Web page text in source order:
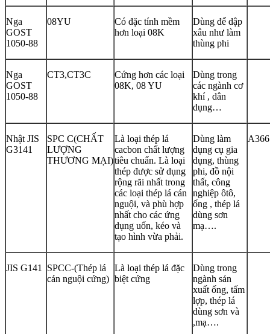
Nga
GOST
1050-88
08YU
Có đặc tính mềm
hơn loại 08K
Dùng để dập
xâu như làm
thùng phi
Nga
GOST
1050-88
CT3,CT3C
Cứng hơn các loại
08K, 08 YU
Dùng trong
các ngành cơ
khí , dân
dụng…
Nhật JIS
G3141
SPC C(CHẤT
LƯỢNG
THƯƠNG MẠI)
Là loại thép lá
cacbon chất lượng
tiêu chuẩn. Là loại
thép được sử dụng
rộng rãi nhất trong
các loại thép lá cán
nguội, và phù hợp
nhất cho các ứng
dụng uốn, kéo và
tạo hình vừa phải.
Dùng làm
dụng cụ gia
dụng, thùng
phi, đồ nội
thất, công
nghiệp ôtô,
ống , thép lá
dùng sơn
mạ….
A366
JIS G141
SPCC-(Thép lá
cán nguội cứng)
Là loại thép lá đặc
biệt cứng
Dùng trong
ngành sản
xuất ống, tấm
lợp, thép lá
dùng sơn và
,mạ….